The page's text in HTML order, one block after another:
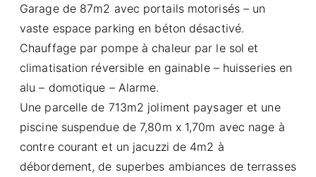
Garage de 87m2 avec portails motorisés – un
vaste espace parking en béton désactivé.
Chauffage par pompe à chaleur par le sol et
climatisation réversible en gainable – huisseries en
alu – domotique – Alarme.
Une parcelle de 713m2 joliment paysager et une
piscine suspendue de 7,80m x 1,70m avec nage à
contre courant et un jacuzzi de 4m2 à
débordement, de superbes ambiances de terrasses